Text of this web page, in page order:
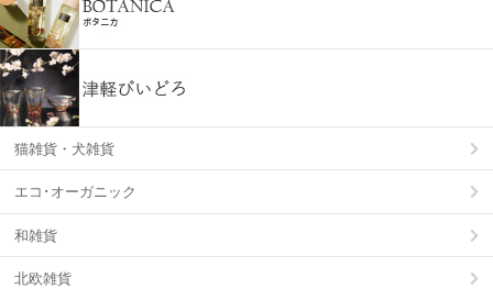
猫雑貨・犬雑貨
エコ･オーガニック
和雑貨
北欧雑貨